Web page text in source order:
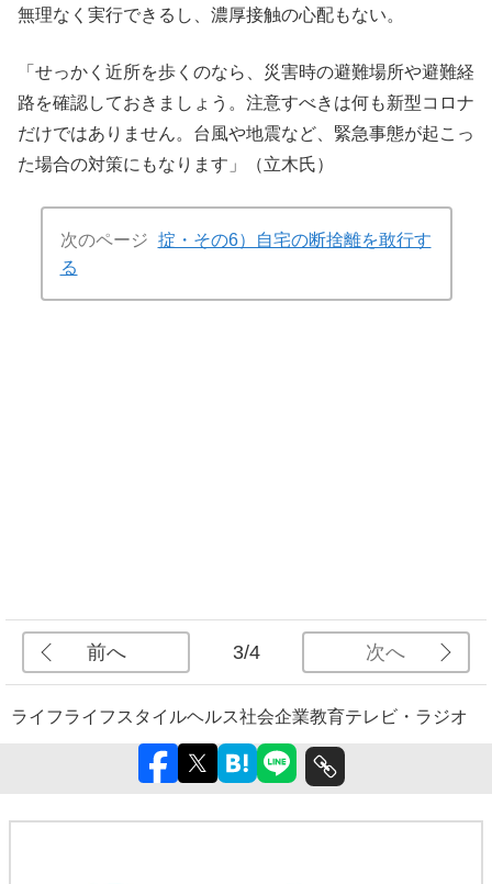
無理なく実行できるし、濃厚接触の心配もない。
「せっかく近所を歩くのなら、災害時の避難場所や避難経
路を確認しておきましょう。注意すべきは何も新型コロナ
だけではありません。台風や地震など、緊急事態が起こっ
た場合の対策にもなります」（立木氏）
次のページ 掟・その6）自宅の断捨離を敢行す
る
前へ 3/4 次へ
ライフライフスタイルヘルス社会企業教育テレビ・ラジオ